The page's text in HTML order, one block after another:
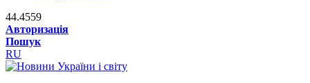
44.4559
Авторизація
Пошук
RU